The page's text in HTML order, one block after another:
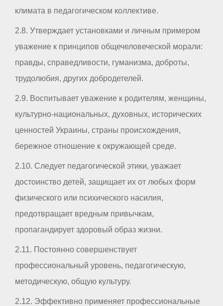
климата в педагогическом коллективе.
2.8. Утверждает установками и личным примером
уважение к принципов общечеловеческой морали:
правды, справедливости, гуманизма, доброты,
трудолюбия, других добродетелей.
2.9. Воспитывает уважение к родителям, женщины,
культурно-национальных, духовных, исторических
ценностей Украины, страны происхождения,
бережное отношение к окружающей среде.
2.10. Следует педагогической этики, уважает
достоинство детей, защищает их от любых форм
физического или психического насилия,
предотвращает вредным привычкам,
пропагандирует здоровый образ жизни.
2.11. Постоянно совершенствует
профессиональный уровень, педагогическую,
методическую, общую культуру.
2.12. Эффективно применяет профессиональные